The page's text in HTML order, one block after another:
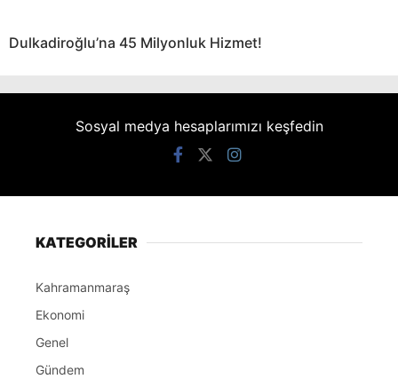
Dulkadiroğlu’na 45 Milyonluk Hizmet!
Sosyal medya hesaplarımızı keşfedin
KATEGORİLER
Kahramanmaraş
Ekonomi
Genel
Gündem